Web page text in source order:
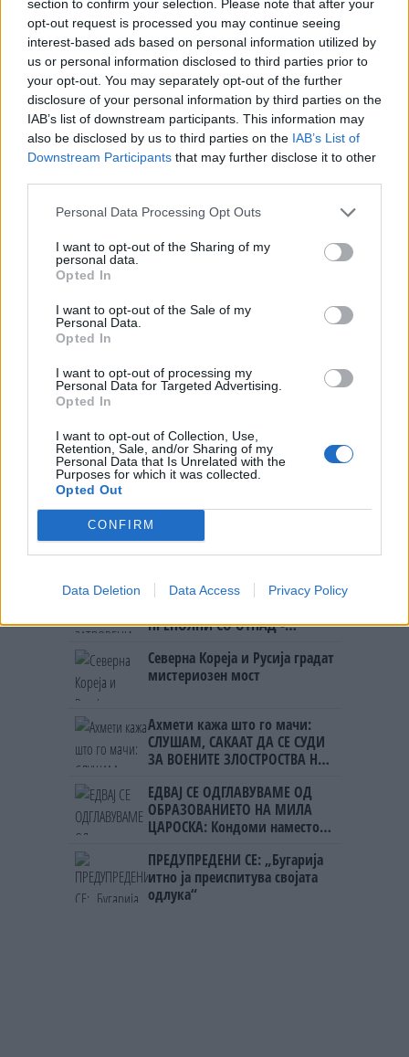
section to confirm your selection. Please note that after your
opt-out request is processed you may continue seeing
interest-based ads based on personal information utilized by
us or personal information disclosed to third parties prior to
your opt-out. You may separately opt-out of the further
disclosure of your personal information by third parties on the
IAB’s list of downstream participants. This information may
also be disclosed by us to third parties on the IAB’s List of
Downstream Participants that may further disclose it to other
Personal Data Processing Opt Outs
I want to opt-out of the Sharing of my
personal data.
Opted In
I want to opt-out of the Sale of my
Personal Data.
Opted In
I want to opt-out of processing my
Personal Data for Targeted Advertising.
Opted In
I want to opt-out of Collection, Use,
Retention, Sale, and/or Sharing of my
Personal Data that Is Unrelated with the
Purposes for which it was collected.
Opted Out
CONFIRM
Data Deletion Data Access Privacy Policy
Раѓањето на светскиот
алпинизам на покривот на
Европа
Слобода во еден куфер:
ОСТРОВОТ ШТО ГИ ОСВОЈУВА
СОЛО-ПАТНИЧКИТЕ
НАЈЧИТАНИ ВО ПОСЛЕДНИ 7 ДЕНА
СЕ СПРЕМА МЕТЕОРОЛОШКИ
УЛЦИЊ Е АЛБАНСКИ, ЌЕ ГО
Црна Гора
ТЕМПЕРАТУРАТА ВО СРЕДА ЌЕ
ИСТОРИСКО ОБЕДИНУВАЊЕ НА
МАКЕДОНЦИТЕ ВО СРБИЈА:
НАЦИОНАЛЕН СОЈУЗ
БУГАРИТЕ СО ШОКАНТНО
ОТКРИТИЕ по падот на Дунав,
кренаа дронови да снимаат
ИЗГОРЕНИ АВТОМОБИЛИ,
ПРЕПОЛНИ СО ОТПАД -
мигрантскиот бран кон Сеута
Северна Кореја и Русија градат
мистериозен мост
Ахмети кажа што го мачи:
СЛУШАМ, САКААТ ДА СЕ СУДИ
ЗА ВОЕНИТЕ ЗЛОСТРОСТВА НА
ЕДВАЈ СЕ ОДГЛАВУВАМЕ ОД
ОБРАЗОВАНИЕТО НА МИЛА
ЦАРОСКА: Кондоми наместо
ПРЕДУПРЕДЕНИ СЕ: „Бугарија
итно ја преиспитува својата
одлука“